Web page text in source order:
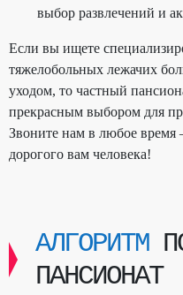
выбор развлечений и
Если вы ищете
тяжелобольных лежачих
уходом, то частный
прекрасным выбором для
Звоните нам в любое время
дорогого вам человека!
АЛГОРИТМ
ПАНСИОНАТ